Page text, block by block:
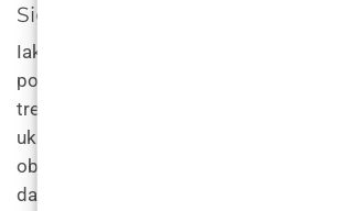
Sigurnost i rizici laserskog
Iako je lasersko uklanjanje dlaka
postoje potencijalni rizici i nuspojave
trebali biti svjesni. Neke od najčešćih
uključuju crvenilo, oteklinu i svrbež. Te
obično povlače u roku od nekoliko sati
dana.